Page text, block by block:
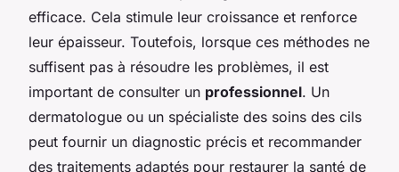
efficace. Cela stimule leur croissance et renforce
leur épaisseur. Toutefois, lorsque ces méthodes ne
suffisent pas à résoudre les problèmes, il est
important de consulter un professionnel. Un
dermatologue ou un spécialiste des soins des cils
peut fournir un diagnostic précis et recommander
des traitements adaptés pour restaurer la santé de